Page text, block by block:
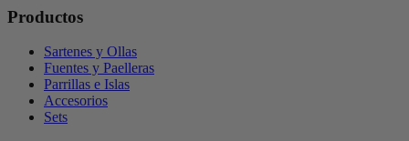
Productos
Sartenes y Ollas
Fuentes y Paelleras
Parrillas e Islas
Accesorios
Sets